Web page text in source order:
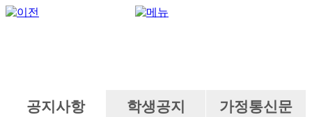
공지사항 학생공지 가정통신문